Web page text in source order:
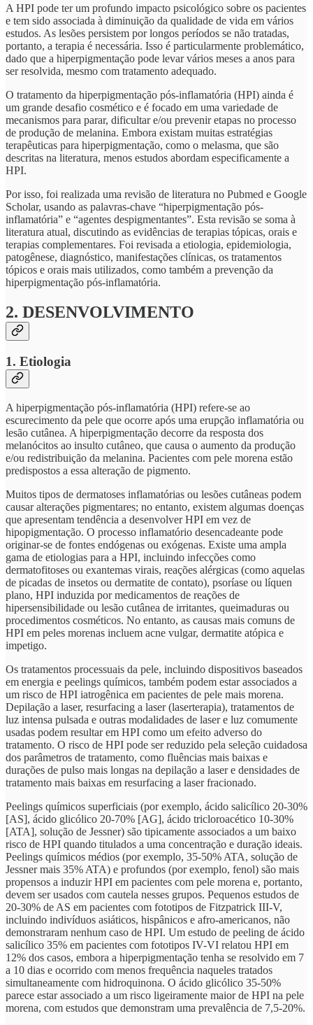
A HPI pode ter um profundo impacto psicológico sobre os pacientes
e tem sido associada à diminuição da qualidade de vida em vários
estudos. As lesões persistem por longos períodos se não tratadas,
portanto, a terapia é necessária. Isso é particularmente problemático,
dado que a hiperpigmentação pode levar vários meses a anos para
ser resolvida, mesmo com tratamento adequado.
O tratamento da hiperpigmentação pós-inflamatória (HPI) ainda é
um grande desafio cosmético e é focado em uma variedade de
mecanismos para parar, dificultar e/ou prevenir etapas no processo
de produção de melanina. Embora existam muitas estratégias
terapêuticas para hiperpigmentação, como o melasma, que são
descritas na literatura, menos estudos abordam especificamente a
HPI.
Por isso, foi realizada uma revisão de literatura no Pubmed e Google
Scholar, usando as palavras-chave “hiperpigmentação pós-
inflamatória” e “agentes despigmentantes”. Esta revisão se soma à
literatura atual, discutindo as evidências de terapias tópicas, orais e
terapias complementares. Foi revisada a etiologia, epidemiologia,
patogênese, diagnóstico, manifestações clínicas, os tratamentos
tópicos e orais mais utilizados, como também a prevenção da
hiperpigmentação pós-inflamatória.
2. DESENVOLVIMENTO
1. Etiologia
A hiperpigmentação pós-inflamatória (HPI) refere-se ao
escurecimento da pele que ocorre após uma erupção inflamatória ou
lesão cutânea. A hiperpigmentação decorre da resposta dos
melanócitos ao insulto cutâneo, que causa o aumento da produção
e/ou redistribuição da melanina. Pacientes com pele morena estão
predispostos a essa alteração de pigmento.
Muitos tipos de dermatoses inflamatórias ou lesões cutâneas podem
causar alterações pigmentares; no entanto, existem algumas doenças
que apresentam tendência a desenvolver HPI em vez de
hipopigmentação. O processo inflamatório desencadeante pode
originar-se de fontes endógenas ou exógenas. Existe uma ampla
gama de etiologias para a HPI, incluindo infecções como
dermatofitoses ou exantemas virais, reações alérgicas (como aquelas
de picadas de insetos ou dermatite de contato), psoríase ou líquen
plano, HPI induzida por medicamentos de reações de
hipersensibilidade ou lesão cutânea de irritantes, queimaduras ou
procedimentos cosméticos. No entanto, as causas mais comuns de
HPI em peles morenas incluem acne vulgar, dermatite atópica e
impetigo.
Os tratamentos processuais da pele, incluindo dispositivos baseados
em energia e peelings químicos, também podem estar associados a
um risco de HPI iatrogênica em pacientes de pele mais morena.
Depilação a laser, resurfacing a laser (laserterapia), tratamentos de
luz intensa pulsada e outras modalidades de laser e luz comumente
usadas podem resultar em HPI como um efeito adverso do
tratamento. O risco de HPI pode ser reduzido pela seleção cuidadosa
dos parâmetros de tratamento, como fluências mais baixas e
durações de pulso mais longas na depilação a laser e densidades de
tratamento mais baixas em resurfacing a laser fracionado.
Peelings químicos superficiais (por exemplo, ácido salicílico 20-30%
[AS], ácido glicólico 20-70% [AG], ácido tricloroacético 10-30%
[ATA], solução de Jessner) são tipicamente associados a um baixo
risco de HPI quando titulados a uma concentração e duração ideais.
Peelings químicos médios (por exemplo, 35-50% ATA, solução de
Jessner mais 35% ATA) e profundos (por exemplo, fenol) são mais
propensos a induzir HPI em pacientes com pele morena e, portanto,
devem ser usados com cautela nesses grupos. Pequenos estudos de
20-30% de AS em pacientes com fototipos de Fitzpatrick III-V,
incluindo indivíduos asiáticos, hispânicos e afro-americanos, não
demonstraram nenhum caso de HPI. Um estudo de peeling de ácido
salicílico 35% em pacientes com fototipos IV-VI relatou HPI em
12% dos casos, embora a hiperpigmentação tenha se resolvido em 7
a 10 dias e ocorrido com menos frequência naqueles tratados
simultaneamente com hidroquinona. O ácido glicólico 35-50%
parece estar associado a um risco ligeiramente maior de HPI na pele
morena, com estudos que demonstram uma prevalência de 7,5-20%.